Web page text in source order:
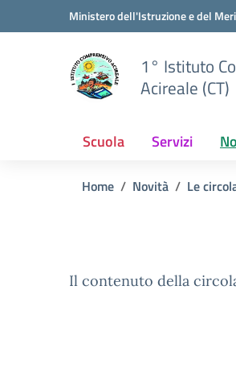
Vai ai contenuti
Vai al menu di navigazioneMinistero dell'Istruzione e del
1° Istituto
Acireale (CT)
Scuola Servizi
Home Novità Le
Il contenuto della